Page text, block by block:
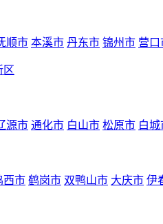
顺市 本溪市 丹东市 锦州市 营口
区
源市 通化市 白山市 松原市 白城
西市 鹤岗市 双鸭山市 大庆市 伊